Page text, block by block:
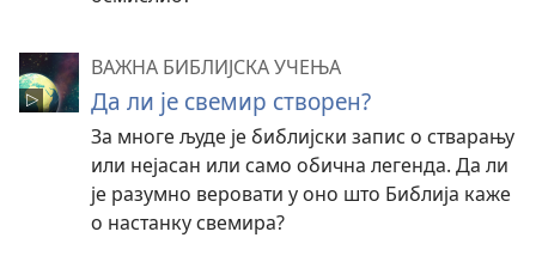
ВАЖНА БИБЛИЈСКА УЧЕЊА
Да ли је свемир створен?
За многе људе је библијски запис о стварању
или нејасан или само обична легенда. Да ли
је разумно веровати у оно што Библија каже
о настанку свемира?